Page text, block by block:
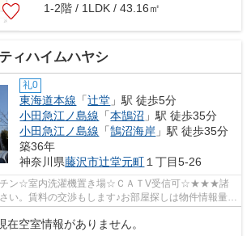
1-2階 / 1LDK / 43.16㎡
ィハイムハヤシ
礼0
東海道本線 「辻堂 」駅 徒歩5分
小田急江ノ島線 「本鵠沼 」駅 徒歩35分
小田急江ノ島線 「鵠沼海岸 」駅 徒歩35分
築36年
神奈川県藤沢市辻堂元町 １丁目5-26
ン☆室内洗濯機置き場☆ＣＡＴV受信可☆★★★諸
い。賃料の交渉もします♪お部屋探しは物件情報量ナ
ト藤沢店へ♪お部屋見学...
在空室情報がありません。